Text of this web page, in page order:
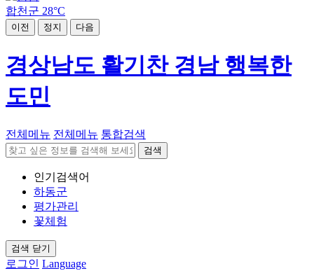
합천군 28°C
이전 정지 다음
경상남도 활기찬 경남 행복한
도민
전체메뉴 전체메뉴 통합검색
검색
인기검색어
하동군
평가관리
꽃체험
검색 닫기
로그인 Language